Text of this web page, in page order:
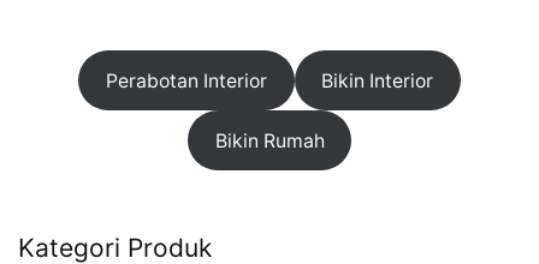
Perabotan Interior Bikin Interior
Bikin Rumah
Kategori Produk